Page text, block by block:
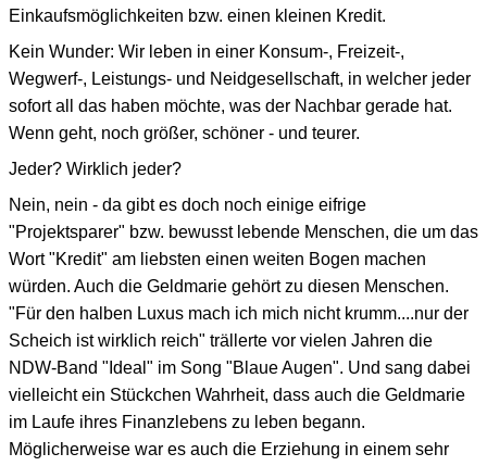
Einkaufsmöglichkeiten bzw. einen kleinen Kredit.
Kein Wunder: Wir leben in einer Konsum-, Freizeit-,
Wegwerf-, Leistungs- und Neidgesellschaft, in welcher jeder
sofort all das haben möchte, was der Nachbar gerade hat.
Wenn geht, noch größer, schöner - und teurer.
Jeder? Wirklich jeder?
Nein, nein - da gibt es doch noch einige eifrige
"Projektsparer" bzw. bewusst lebende Menschen, die um das
Wort "Kredit" am liebsten einen weiten Bogen machen
würden. Auch die Geldmarie gehört zu diesen Menschen.
"Für den halben Luxus mach ich mich nicht krumm....nur der
Scheich ist wirklich reich" trällerte vor vielen Jahren die
NDW-Band "Ideal" im Song "Blaue Augen". Und sang dabei
vielleicht ein Stückchen Wahrheit, dass auch die Geldmarie
im Laufe ihres Finanzlebens zu leben begann.
Möglicherweise war es auch die Erziehung in einem sehr